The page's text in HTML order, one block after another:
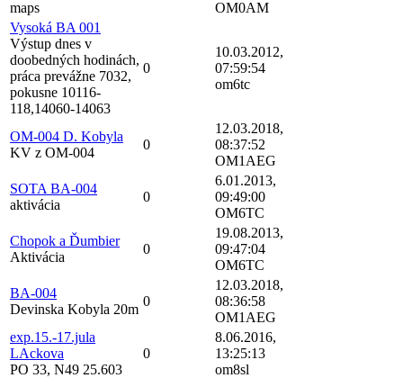
maps
OM0AM
Vysoká BA 001
Výstup dnes v
doobedných hodinách,
práca prevážne 7032,
pokusne 10116-
118,14060-14063
0
10.03.2012,
07:59:54
om6tc
OM-004 D. Kobyla
KV z OM-004
0
12.03.2018,
08:37:52
OM1AEG
SOTA BA-004
aktivácia
0
6.01.2013,
09:49:00
OM6TC
Chopok a Ďumbier
Aktivácia
0
19.08.2013,
09:47:04
OM6TC
BA-004
Devinska Kobyla 20m
0
12.03.2018,
08:36:58
OM1AEG
exp.15.-17.jula
LAckova
PO 33, N49 25.603
0
8.06.2016,
13:25:13
om8sl